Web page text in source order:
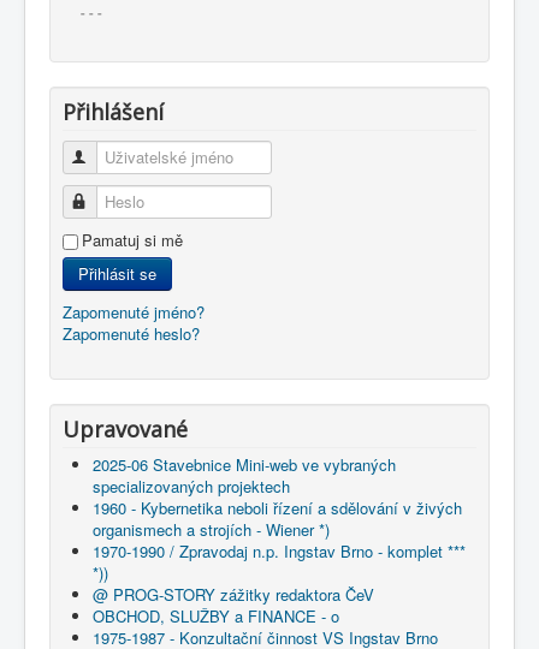
- - -
Přihlášení
Uživatelské jméno
Heslo
Pamatuj si mě
Přihlásit se
Zapomenuté jméno?
Zapomenuté heslo?
Upravované
2025-06 Stavebnice Mini-web ve vybraných
specializovaných projektech
1960 - Kybernetika neboli řízení a sdělování v živých
organismech a strojích - Wiener *)
1970-1990 / Zpravodaj n.p. Ingstav Brno - komplet ***
*))
@ PROG-STORY zážitky redaktora ČeV
OBCHOD, SLUŽBY a FINANCE - o
1975-1987 - Konzultační činnost VS Ingstav Brno